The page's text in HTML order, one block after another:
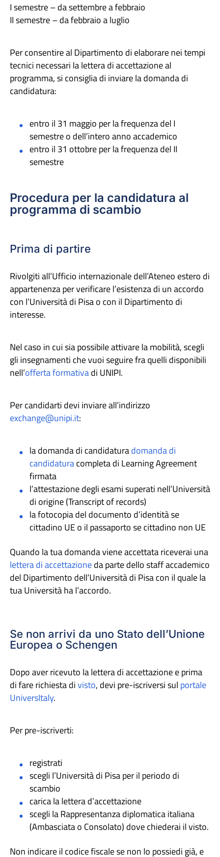
I semestre – da settembre a febbraio
II semestre – da febbraio a luglio
Per consentire al Dipartimento di elaborare nei tempi
tecnici necessari la lettera di accettazione al
programma, si consiglia di inviare la domanda di
candidatura:
entro il 31 maggio per la frequenza del I
semestre o dell’intero anno accademico
entro il 31 ottobre per la frequenza del II
semestre
Procedura per la candidatura al
programma di scambio
Prima di partire
Rivolgiti all’Ufficio internazionale dell’Ateneo estero di
appartenenza per verificare l’esistenza di un accordo
con l’Università di Pisa o con il Dipartimento di
interesse.
Nel caso in cui sia possibile attivare la mobilità, scegli
gli insegnamenti che vuoi seguire fra quelli disponibili
nell’offerta formativadi UNIPI.
Per candidarti devi inviare all’indirizzo
exchange@unipi.it:
la domanda di candidaturadomanda di
candidaturacompleta di Learning Agreement
firmata
l’attestazione degli esami superati nell’Università
di origine (Transcript of records)
la fotocopia del documento d’identità se
cittadino UE o il passaporto se cittadino non UE
Quando la tua domanda viene accettata riceverai una
lettera di accettazioneda parte dello staff accademico
del Dipartimento dell’Università di Pisa con il quale la
tua Università ha l’accordo.
Se non arrivi da uno Stato dell’Unione
Europea o Schengen
Dopo aver ricevuto la lettera di accettazione e prima
di fare richiesta divisto, devi pre-iscriversi sul portale
UniversItaly.
Per pre-iscriverti:
registrati
scegli l’Università di Pisa per il periodo di
scambio
carica la lettera d’accettazione
scegli la Rappresentanza diplomatica italiana
(Ambasciata o Consolato) dove chiederai il visto.
Non indicare il codice fiscale se non lo possiedi già, e